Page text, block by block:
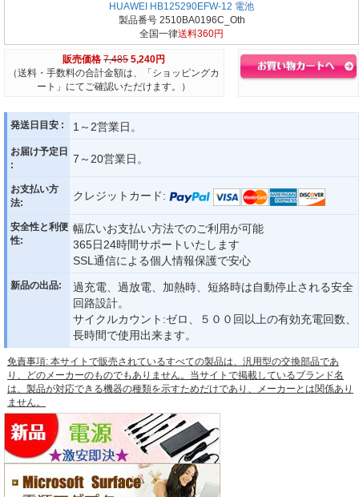
HUAWEI HB125290EFW-12 電池
製品番号 2510BA0196C_Oth
全国一律送料360円
販売価格 7,485 5,240円
（送料・手数料の合計金額は、「ショッピングカ
ート」にてご確認いただけます。）
発送日目安 : 1～2営業日。
お届け予定日
:
7～20営業日。
お支払い方
法:
クレジットカード:
安全性と利便
性:
幅広いお支払い方法でのご利用が可能
365日24時間サポートいたします
SSL通信による個人情報保護で安心
新品の出品:
過充電、過放電、加熱時、短絡時は自動停止される安全
回路設計。
サイクルカウント:ゼロ、５００回以上の有効充電回数、
長時間で使用出来ます。
免責事項: 本サイトで販売されているすべての製品は、汎用型の交換部品であ
り、どのメーカーのものでもありません。当サイトで掲載しているブランド名
は、製品が対応できる機器の種類を示すためだけであり、メーカーとは関係あり
ません。